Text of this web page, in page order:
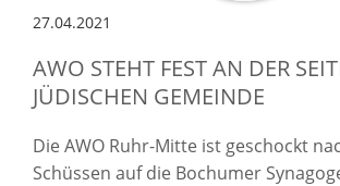
27.04.2021
AWO STEHT FEST AN DER
JÜDISCHEN GEMEINDE
Die AWO Ruhr-Mitte ist geschockt
Schüssen auf die Bochumer